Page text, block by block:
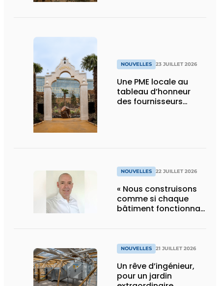
NOUVELLES 23 JUILLET 2026
Une PME locale au
tableau d’honneur
des fournisseurs
NOUVELLES 22 JUILLET 2026
« Nous construisons
comme si chaque
bâtiment fonctionnait
» NOUVELLES 21 JUILLET 2026
Un rêve d’ingénieur,
pour un jardin